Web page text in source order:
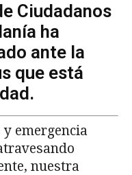
Ciudadanos
ha
ante la
que está
emergencia
nuestra